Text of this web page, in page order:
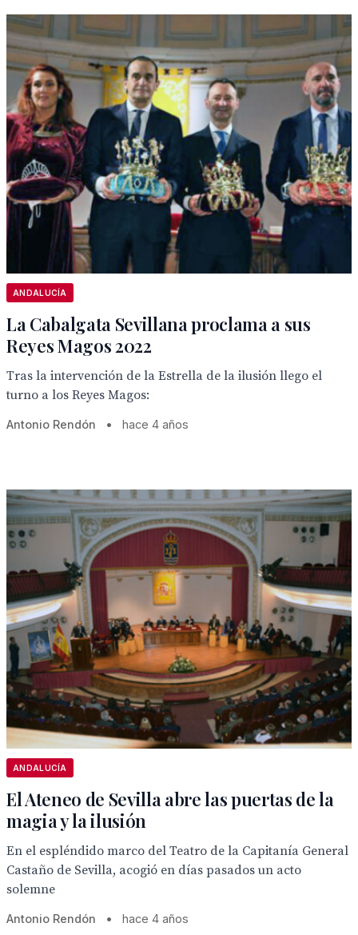
ANDALUCÍA
La Cabalgata Sevillana proclama a sus
Reyes Magos 2022
Tras la intervención de la Estrella de la ilusión llego el
turno a los Reyes Magos:
Antonio Rendón • hace 4 años
ANDALUCÍA
El Ateneo de Sevilla abre las puertas de la
magia y la ilusión
En el espléndido marco del Teatro de la Capitanía General
Castaño de Sevilla, acogió en días pasados un acto
solemne
Antonio Rendón • hace 4 años